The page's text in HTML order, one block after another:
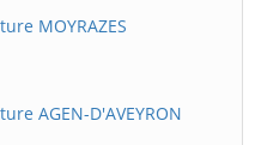
MOYRAZES
AGEN-D'AVEYRON